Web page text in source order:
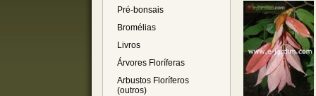
Pré-bonsais
Bromélias
Livros
Árvores Floríferas
Arbustos Floríferos
(outros)